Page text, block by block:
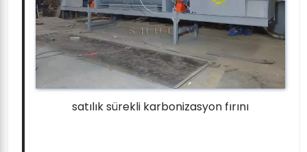
satılık sürekli karbonizasyon fırını